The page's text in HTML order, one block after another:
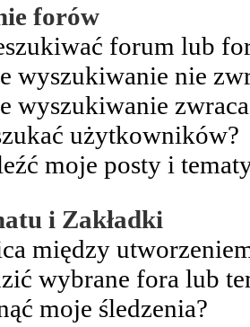
forów
forum lub
wyszukiwanie nie
wyszukiwanie
użytkowników?
moje posty i
i Zakładki
między
wybrane fora lub
moje śledzenia?